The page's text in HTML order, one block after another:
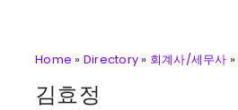
Home » Directory » 회계사/세무사 »
김효정